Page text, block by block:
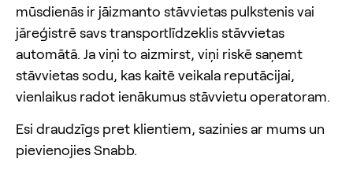
mūsdienās ir jāizmanto stāvvietas pulkstenis vai
jāreģistrē savs transportlīdzeklis stāvvietas
automātā. Ja viņi to aizmirst, viņi riskē saņemt
stāvvietas sodu, kas kaitē veikala reputācijai,
vienlaikus radot ienākumus stāvvietu operatoram.
Esi draudzīgs pret klientiem, sazinies ar mums un
pievienojies Snabb.